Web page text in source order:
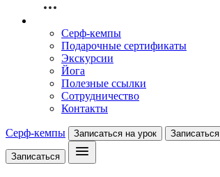
Серф-кемпы
Подарочные сертификаты
Экскурсии
Йога
Полезные ссылки
Сотрудничество
Контакты
Серф-кемпы Записаться на урок Записаться
Записаться